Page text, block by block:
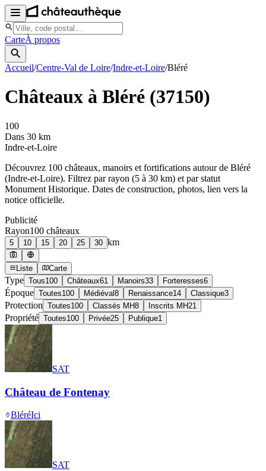
CarteÀ propos
Accueil/Centre-Val de Loire/Indre-et-Loire/Bléré
Châteaux à Bléré (37150)
100
Dans 30 km
Indre-et-Loire
Découvrez 100 châteaux, manoirs et fortifications autour de Bléré
(Indre-et-Loire). Filtrez par rayon (5 à 30 km) et par statut
Monument Historique. Dates de construction, photos, lien vers la
notice officielle.
Publicité
Rayon100 châteaux
5 10 15 20 25 30 km
Liste Carte
Type Tous100 Châteaux61 Manoirs33 Forteresses6
Époque Toutes100 Médiéval 8 Renaissance14 Classique3
Protection Toutes100 Classés MH8 Inscrits MH21
Propriété Toutes100 Privée25 Publique1
SAT
Château de Fontenay
BléréIci
SAT